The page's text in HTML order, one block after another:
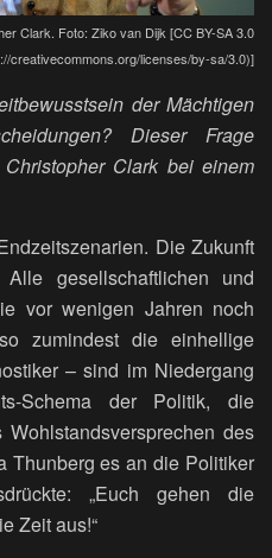
Clark. Foto: Ziko van Dijk [CC BY-SA 3.0
creativecommons.org/licenses/by-sa/3.0)]
der Mächtigen
Dieser Frage
Clark bei einem
Die Zukunft
gesellschaftlichen und
vor wenigen Jahren noch
zumindest die einhellige
– sind im Niedergang
Schema der Politik, die
des
Thunberg es an die Politiker
„Euch gehen die
Zeit aus!“